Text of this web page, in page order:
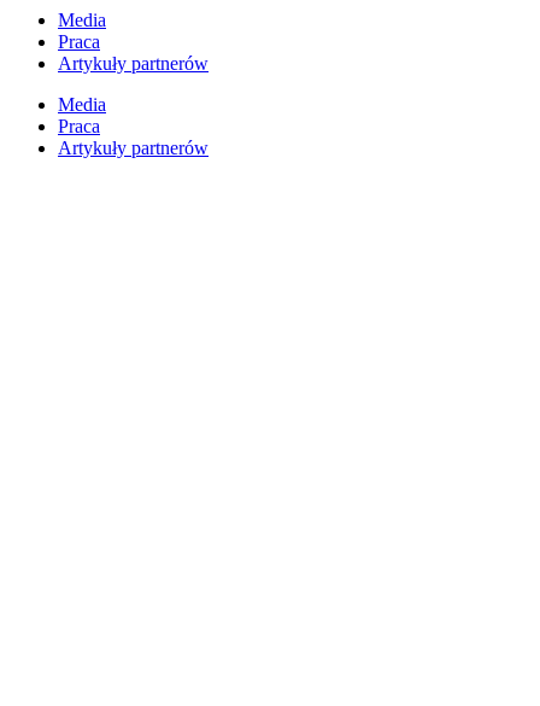
Przejdź
treści
Media
Praca
Artykuły partnerów
Media
Praca
Artykuły partnerów